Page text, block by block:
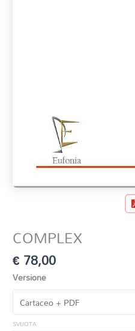
COMPLEX
€78,00
Versione
SVUOTA